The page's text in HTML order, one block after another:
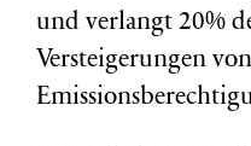
und verlangt 20%
Versteigerungen von